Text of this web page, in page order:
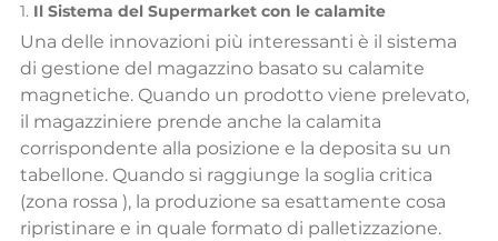
1. Il Sistema del Supermarket con le calamite
Una delle innovazioni più interessanti è il sistema
di gestione del magazzino basato su calamite
magnetiche. Quando un prodotto viene prelevato,
il magazziniere prende anche la calamita
corrispondente alla posizione e la deposita su un
tabellone. Quando si raggiunge la soglia critica
(zona rossa ), la produzione sa esattamente cosa
ripristinare e in quale formato di palletizzazione.